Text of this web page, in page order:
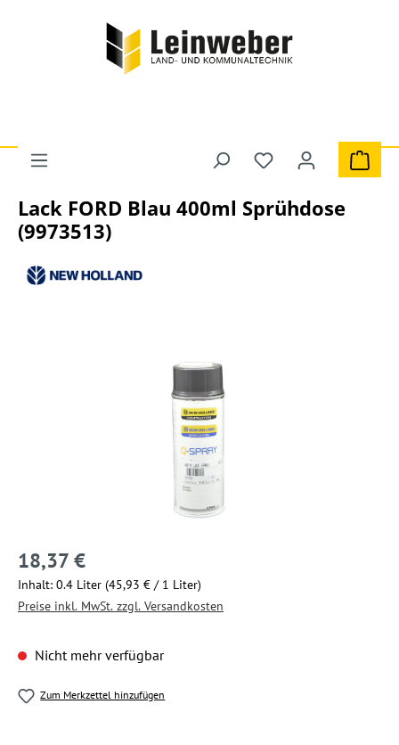
Zum Hauptinhalt springen
Du hast 0 Produkte
Marken
Lack FORD Blau 400ml Sprühdose
(9973513)
18,37 €
Inhalt: 0.4 Liter (45,93 € / 1 Liter)
Preise inkl. MwSt. zzgl. Versandkosten
Nicht mehr verfügbar
Zum Merkzettel hinzufügen